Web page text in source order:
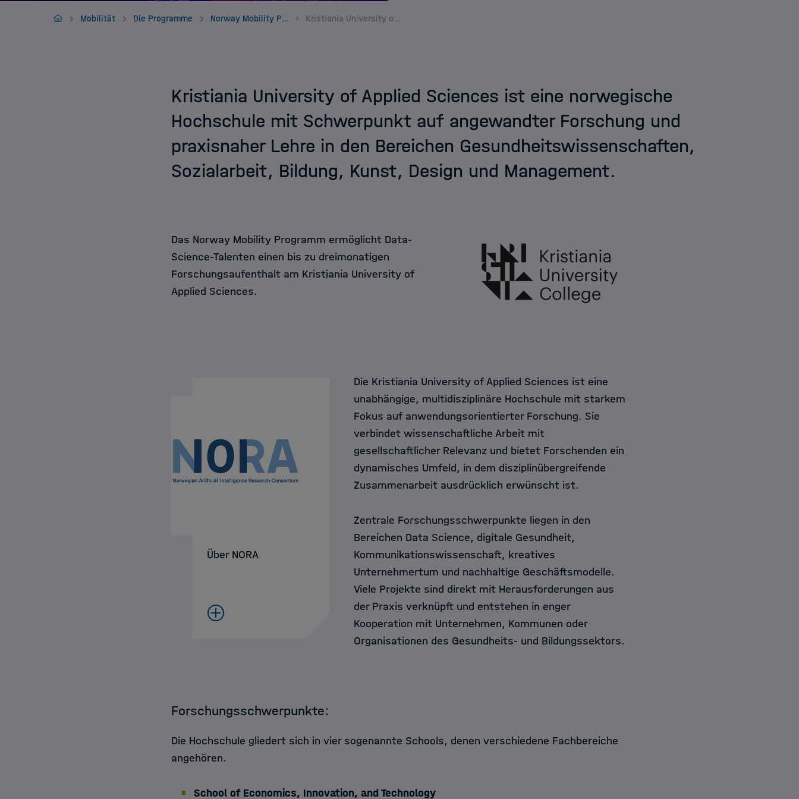
Jobs
HIDA
Mobilität Die Programme Norway Mobility Program Kristiania University of Applied Sciences
Kristiania University of Applied Sciences ist eine norwegische
Hochschule mit Schwerpunkt auf angewandter Forschung und
praxisnaher Lehre in den Bereichen Gesundheitswissenschaften,
Sozialarbeit, Bildung, Kunst, Design und Management.
Das Norway Mobility Programm ermöglicht Data-
Science-Talenten einen bis zu dreimonatigen
Forschungsaufenthalt am Kristiania University of
Applied Sciences.
Über NORA
Die Kristiania University of Applied Sciences ist eine
unabhängige, multidisziplinäre Hochschule mit starkem
Fokus auf anwendungsorientierter Forschung. Sie
verbindet wissenschaftliche Arbeit mit
gesellschaftlicher Relevanz und bietet Forschenden ein
dynamisches Umfeld, in dem disziplinübergreifende
Zusammenarbeit ausdrücklich erwünscht ist.
Zentrale Forschungsschwerpunkte liegen in den
Bereichen Data Science, digitale Gesundheit,
Kommunikationswissenschaft, kreatives
Unternehmertum und nachhaltige Geschäftsmodelle.
Viele Projekte sind direkt mit Herausforderungen aus
der Praxis verknüpft und entstehen in enger
Kooperation mit Unternehmen, Kommunen oder
Organisationen des Gesundheits- und Bildungssektors.
Forschungsschwerpunkte:
Die Hochschule gliedert sich in vier sogenannte Schools, denen verschiedene Fachbereiche
angehören.
School of Economics, Innovation, and Technology